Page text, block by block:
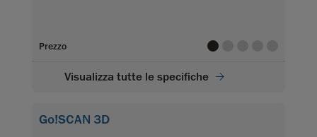
Prezzo value
Visualizza tutte le specifiche
Go!SCAN 3D